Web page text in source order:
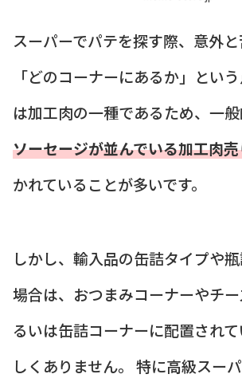
スーパーでパテを探す際、意外
「どのコーナーにあるか」とい
は加工肉の一種であるため、一
ソーセージが並んでいる加工肉
かれていることが多いです。
しかし、輸入品の缶詰タイプや
場合は、おつまみコーナーやチ
るいは缶詰コーナーに配置され
しくありません。 特に高級スー